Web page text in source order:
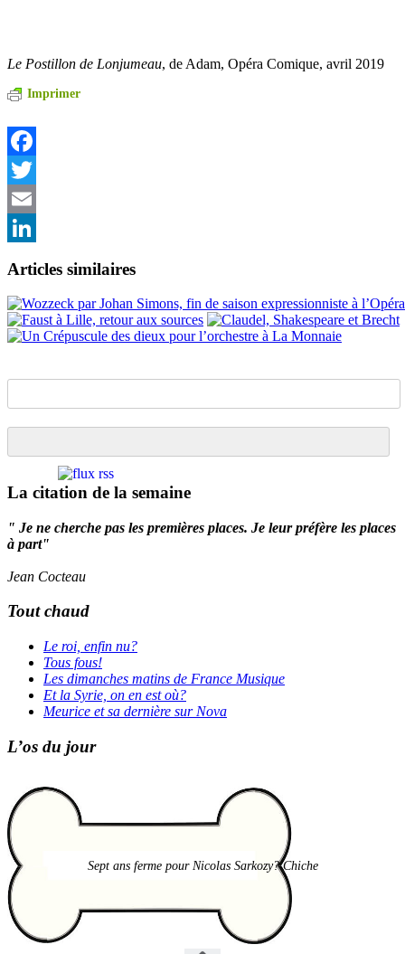
Le Postillon de Lonjumeau, de Adam, Opéra Comique, avril 2019
Imprimer
Facebook
Twitter
Email
Articles similaires
La citation de la semaine
" Je ne cherche pas les premières places. Je leur préfère les places
à part"
Jean Cocteau
Tout chaud
Le roi, enfin nu?
Tous fous!
Les dimanches matins de France Musique
Et la Syrie, on en est où?
Meurice et sa dernière sur Nova
L’os du jour
Sept ans ferme pour Nicolas Sarkozy? Chiche